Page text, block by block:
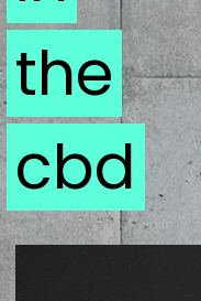
the
cbd